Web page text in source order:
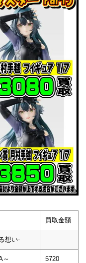
買取金額
想い-
～ 5720